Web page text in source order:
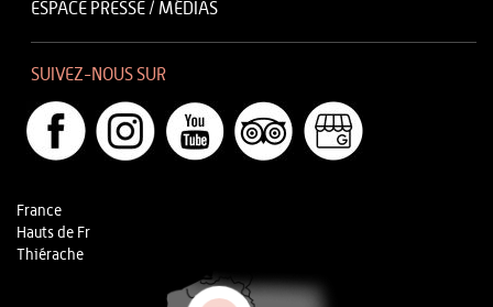
ESPACE PRESSE / MÉDIAS
SUIVEZ-NOUS SUR
France
Hauts de Fr
Thiérache